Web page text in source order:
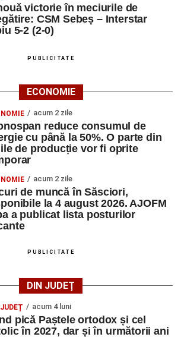
victorie în meciurile de
CSM Sebeș – Interstar
5-2 (2-0)
PUBLICITATE
ECONOMIE
acum 2 zile
reduce consumul de
cu până la 50%. O parte din
de producție vor fi oprite
acum 2 zile
de muncă în Săsciori,
la 4 august 2026. AJOFM
a publicat lista posturilor
PUBLICITATE
DIN JUDEȚ
acum 4 luni
pică Paștele ortodox și cel
în 2027, dar și în următorii ani